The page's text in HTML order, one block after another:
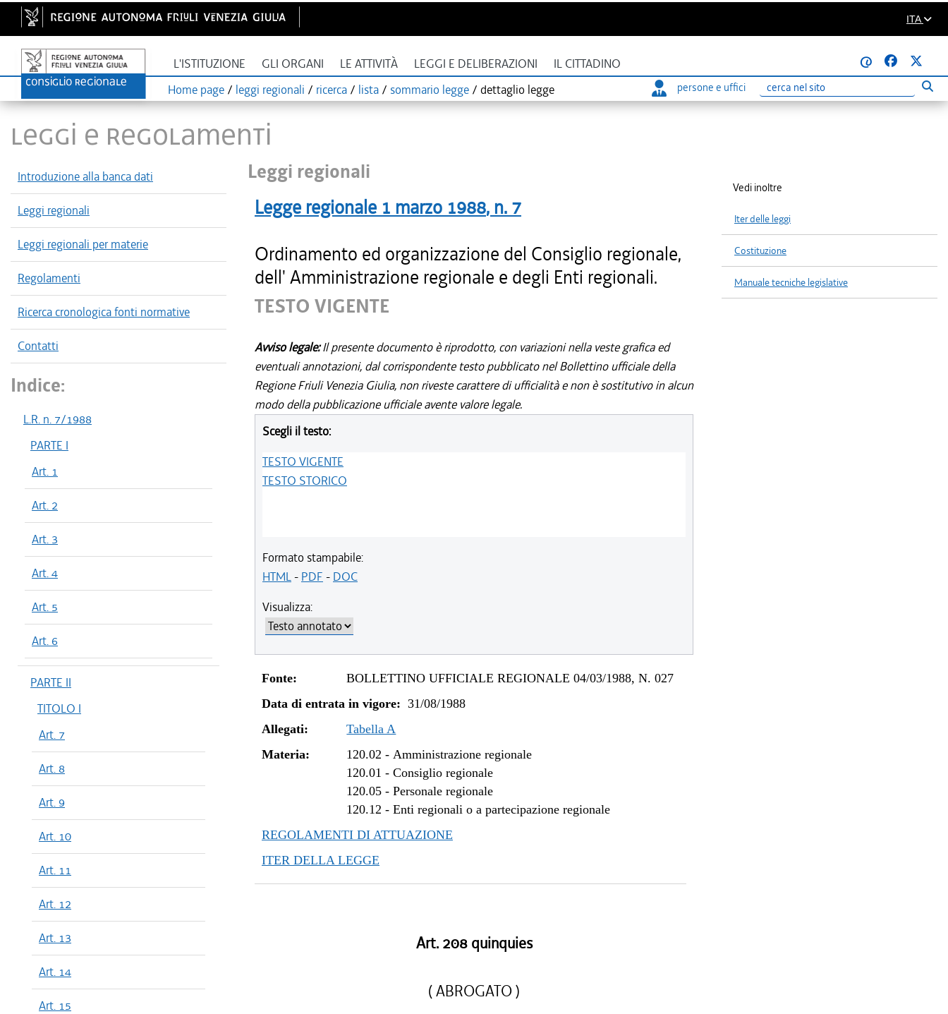
ITA
L'ISTITUZIONE GLI ORGANI LE ATTIVITÀ LEGGI E DELIBERAZIONI IL CITTADINO
@
Home page / leggi regionali / ricerca / lista / sommario legge / dettaglio legge persone e uffici
Ricerca
LEGGI E REGOLAMENTI
Introduzione alla banca dati
Leggi regionali
Leggi regionali per materie
Regolamenti
Ricerca cronologica fonti normative
Contatti
Indice:
L.R. n. 7/1988
PARTE I
Art. 1
Art. 2
Art. 3
Art. 4
Art. 5
Art. 6
PARTE II
TITOLO I
Art. 7
Art. 8
Art. 9
Art. 10
Art. 11
Art. 12
Art. 13
Art. 14
Art. 15
Leggi regionali
Legge regionale 1 marzo 1988, n. 7
Ordinamento ed organizzazione del Consiglio regionale,
dell' Amministrazione regionale e degli Enti regionali.
TESTO VIGENTE
Avviso legale:Il presente documento è riprodotto, con variazioni nella veste grafica ed
eventuali annotazioni, dal corrispondente testo pubblicato nel Bollettino ufficiale della
Regione Friuli Venezia Giulia, non riveste carattere di ufficialità e non è sostitutivo in alcun
modo della pubblicazione ufficiale avente valore legale.
Scegli il testo:
TESTO VIGENTE
TESTO STORICO
Formato stampabile:
HTML- PDF - DOC
Visualizza:
Fonte:
BOLLETTINO UFFICIALE REGIONALE 04/03/1988, N. 027
Data di entrata in vigore: 31/08/1988
Allegati:
Tabella A
Materia:
120.02 -Amministrazione regionale
120.01 -Consiglio regionale
120.05 -Personale regionale
120.12 -Enti regionali o a partecipazione regionale
REGOLAMENTI DI ATTUAZIONE
ITER DELLA LEGGE
Art. 208 quinquies
( ABROGATO )
Vedi inoltre
Iter delle leggi
Costituzione
Manuale tecniche legislative